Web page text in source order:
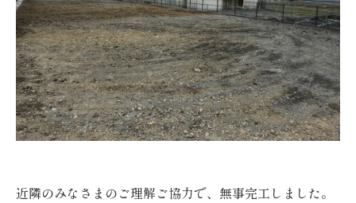
近隣のみなさまのご理解ご協力で、無事完工しました。